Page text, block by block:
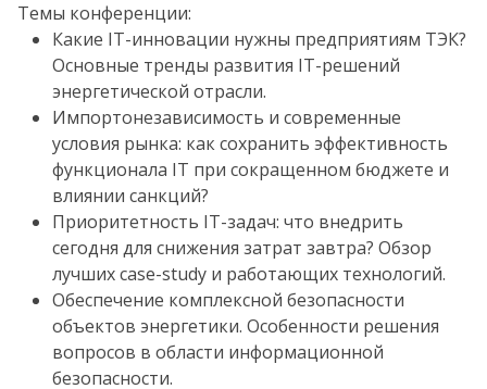
Темы конференции:
Какие IT-инновации нужны предприятиям ТЭК?
Основные тренды развития IT-решений
энергетической отрасли.
Импортонезависимость и современные
условия рынка: как сохранить эффективность
функционала IT при сокращенном бюджете и
влиянии санкций?
Приоритетность IT-задач: что внедрить
сегодня для снижения затрат завтра? Обзор
лучших case-study и работающих технологий.
Обеспечение комплексной безопасности
объектов энергетики. Особенности решения
вопросов в области информационной
безопасности.